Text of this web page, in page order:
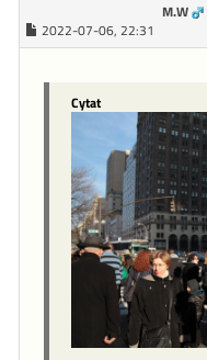
M.W
2022-07-06, 22:31
Cytat